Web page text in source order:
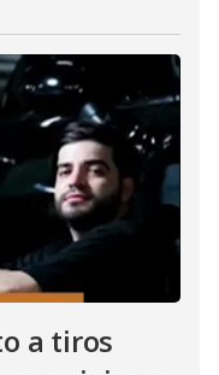
a tiros